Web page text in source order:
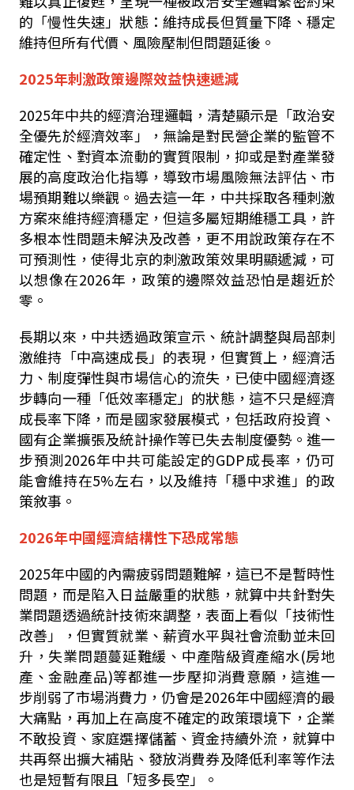
的「慢性失速」狀態：維持成長但質量下降、穩定
維持但所有代價、風險壓制但問題延後。
2025年刺激政策邊際效益快速遞減
2025年中共的經濟治理邏輯，清楚顯示是「政治安
全優先於經濟效率」，無論是對民營企業的監管不
確定性、對資本流動的實質限制，抑或是對產業發
展的高度政治化指導，導致市場風險無法評估、市
場預期難以樂觀。過去這一年，中共採取各種刺激
方案來維持經濟穩定，但這多屬短期維穩工具，許
多根本性問題未解決及改善，更不用說政策存在不
可預測性，使得北京的刺激政策效果明顯遞減，可
以想像在2026年，政策的邊際效益恐怕是趨近於
零。
長期以來，中共透過政策宣示、統計調整與局部刺
激維持「中高速成長」的表現，但實質上，經濟活
力、制度彈性與市場信心的流失，已使中國經濟逐
步轉向一種「低效率穩定」的狀態，這不只是經濟
成長率下降，而是國家發展模式，包括政府投資、
國有企業擴張及統計操作等已失去制度優勢。進一
步預測2026年中共可能設定的GDP成長率，仍可
能會維持在5%左右，以及維持「穩中求進」的政
策敘事。
2026年中國經濟結構性下恐成常態
2025年中國的內需疲弱問題難解，這已不是暫時性
問題，而是陷入日益嚴重的狀態，就算中共針對失
業問題透過統計技術來調整，表面上看似「技術性
改善」，但實質就業、薪資水平與社會流動並未回
升，失業問題蔓延難緩、中產階級資產縮水(房地
產、金融產品)等都進一步壓抑消費意願，這進一
步削弱了市場消費力，仍會是2026年中國經濟的最
大痛點，再加上在高度不確定的政策環境下，企業
不敢投資、家庭選擇儲蓄、資金持續外流，就算中
共再祭出擴大補貼、發放消費券及降低利率等作法
也是短暫有限且「短多長空」。